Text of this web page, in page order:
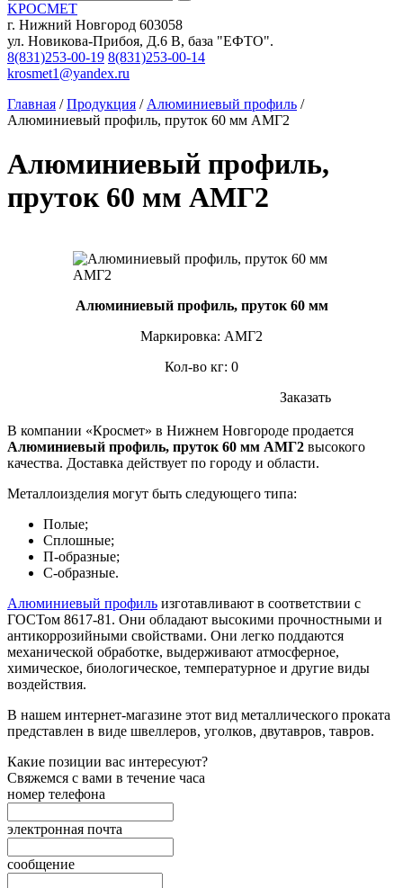
KРОСМЕТ
г. Нижний Новгород 603058
ул. Новикова-Прибоя, Д.6 В, база "ЕФТО".
8(831)253-00-19 8(831)253-00-14
krosmet1@yandex.ru
Главная /Продукция / Алюминиевый профиль /
Алюминиевый профиль, пруток 60 мм АМГ2
Алюминиевый профиль,
пруток 60 мм АМГ2
Алюминиевый профиль, пруток 60 мм
Маркировка: АМГ2
Кол-во кг: 0
Заказать
В компании «Кросмет» в Нижнем Новгороде продается
Алюминиевый профиль, пруток 60 мм АМГ2 высокого
качества. Доставка действует по городу и области.
Металлоизделия могут быть следующего типа:
Полые;
Сплошные;
П-образные;
С-образные.
Алюминиевый профиль изготавливают в соответствии с
ГОСТом 8617-81. Они обладают высокими прочностными и
антикоррозийными свойствами. Они легко поддаются
механической обработке, выдерживают атмосферное,
химическое, биологическое, температурное и другие виды
воздействия.
В нашем интернет-магазине этот вид металлического проката
представлен в виде швеллеров, уголков, двутавров, тавров.
Какие позиции вас интересуют?
Свяжемся с вами в течение часа
номер телефона
электронная почта
сообщение